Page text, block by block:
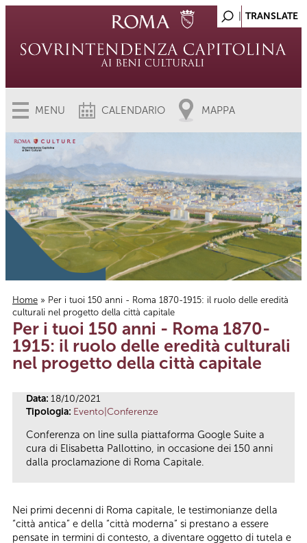
MENU CALENDARIO MAPPA
Tu sei qui
Home » Per i tuoi 150 anni - Roma 1870-1915: il ruolo delle eredità
culturali nel progetto della città capitale
Per i tuoi 150 anni - Roma 1870-
1915: il ruolo delle eredità culturali
nel progetto della città capitale
Data: 18/10/2021
Tipologia: Evento|Conferenze
Conferenza on line sulla piattaforma Google Suite a
cura di Elisabetta Pallottino, in occasione dei 150 anni
dalla proclamazione di Roma Capitale.
Nei primi decenni di Roma capitale, le testimonianze della
“città antica” e della “città moderna” si prestano a essere
pensate in termini di contesto, a diventare oggetto di tutela e